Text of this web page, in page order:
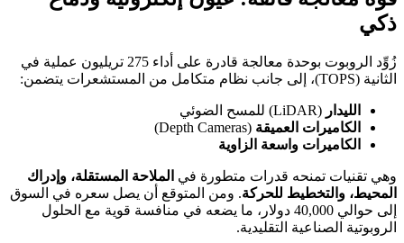
ذكي
زُوِّد الروبوت بوحدة معالجة قادرة على أداء 275 تريليون عملية في
الثانية (TOPS)، إلى جانب نظام متكامل من المستشعرات يتضمن:
الليدار (LiDAR) للمسح الضوئي
الكاميرات العميقة (Depth Cameras)
الكاميرات واسعة الزاوية
وهي تقنيات تمنحه قدرات متطورة في الملاحة المستقلة، وإدراك
المحيط، والتخطيط للحركة. ومن المتوقع أن يصل سعره في السوق
إلى حوالي 40,000 دولار، ما يضعه في منافسة قوية مع الحلول
الروبوتية الصناعية التقليدية.